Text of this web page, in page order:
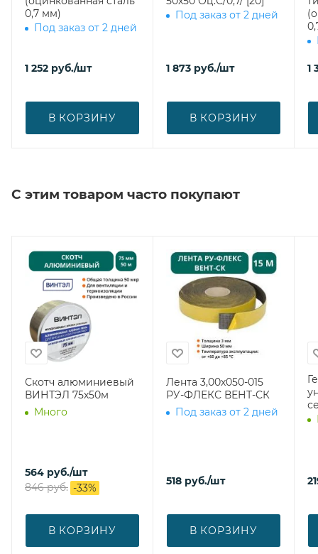
0,7 мм)
Под заказ от 2 дней
1 252 руб./шт
В КОРЗИНУ
Под заказ от 2 дней
1 873 руб./шт
В КОРЗИНУ
1
С этим товаром часто покупают
Скотч алюминиевый
ВИНТЭЛ 75х50м
Много
564 руб./шт
846руб. -33%
В КОРЗИНУ
Лента 3,00х050-015
РУ-ФЛЕКС ВЕНТ-СК
Под заказ от 2 дней
518 руб./шт
В КОРЗИНУ